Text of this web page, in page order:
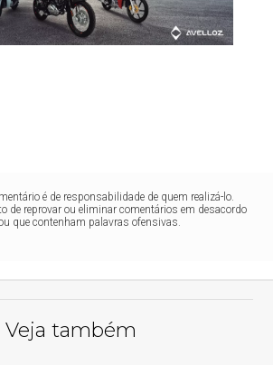
é de responsabilidade de quem realizá-lo.
de reprovar ou eliminar comentários em desacordo
que contenham palavras ofensivas.
Veja também